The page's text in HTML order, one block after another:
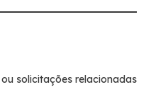
solicitações relacionadas